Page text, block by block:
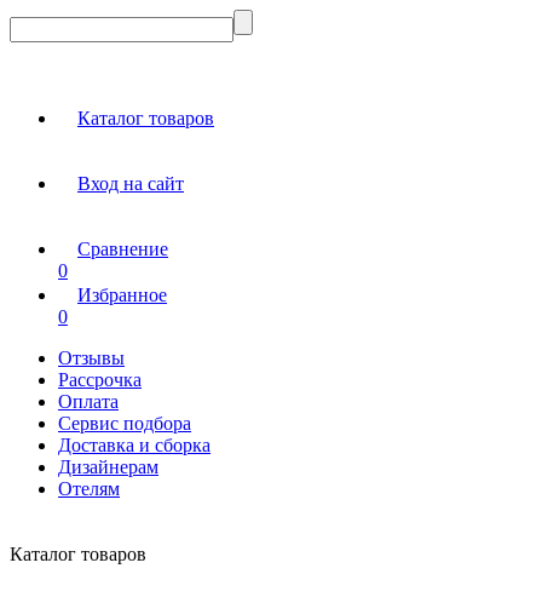
Каталог товаров
Вход на сайт
Сравнение
0
Избранное
0
Отзывы
Рассрочка
Оплата
Сервис подбора
Доставка и сборка
Дизайнерам
Отелям
Каталог товаров